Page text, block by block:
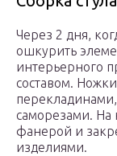
Через 2 дня,
ошкурить
интерьерного
составом.
саморезами. На
фанерой и
изделиями.